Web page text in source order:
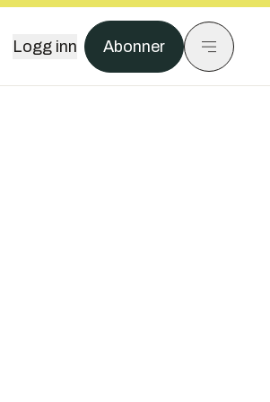
Logg inn Abonner